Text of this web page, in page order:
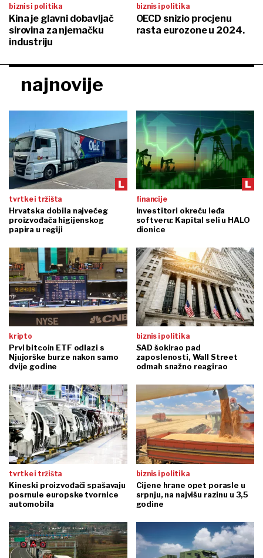
biznis i politika
Kina je glavni dobavljač
sirovina za njemačku
industriju
biznis i politika
OECD snizio procjenu
rasta eurozone u 2024.
najnovije
tvrtke i tržišta
Hrvatska dobila najvećeg
proizvođača higijenskog
papira u regiji
financije
Investitori okreću leđa
softveru: Kapital seli u HALO
dionice
kripto
Prvi bitcoin ETF odlazi s
Njujorške burze nakon samo
dvije godine
biznis i politika
SAD šokirao pad
zaposlenosti, Wall Street
odmah snažno reagirao
tvrtke i tržišta
Kineski proizvođači spašavaju
posrnule europske tvornice
automobila
biznis i politika
Cijene hrane opet porasle u
srpnju, na najvišu razinu u 3,5
godine